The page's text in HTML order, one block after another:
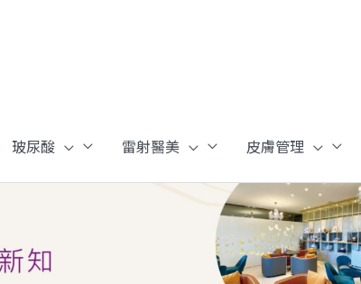
玻尿酸 雷射醫美 皮膚管理